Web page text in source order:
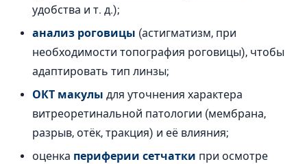
удобства и т. д.);
анализ роговицы (астигматизм, при
необходимости топография роговицы), чтобы
адаптировать тип линзы;
ОКТ макулы для уточнения характера
витреоретинальной патологии (мембрана,
разрыв, отёк, тракция) и её влияния;
оценка периферии сетчатки при осмотре